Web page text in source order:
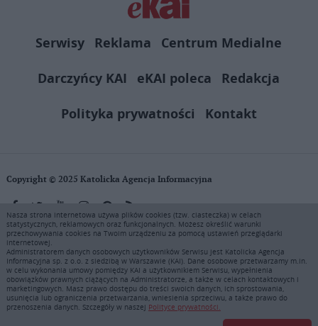
Serwisy Reklama
Centrum Medialne
Darczyńcy KAI
eKAI poleca
Redakcja
Polityka prywatności
Kontakt
Copyright © 2025 Katolicka Agencja Informacyjna
KAI zastrzega wszelkie prawa do serwisu. Użytkownicy mogą pobierać
i drukować fragmenty zawartości serwisu internetowego www.ekai.pl
wyłącznie do użytku osobistego. Publikacja, rozpowszechnianie
zawartości niniejszego serwisu lub jej sprzedaż (także framing i in.
podobne metody), są bez uprzedniej pisemnej zgody KAI zabronione i
stanowią naruszenie ustaw o prawie autorskim, ochronie baz danych i
uczciwej konkurencji - będą ścigane przy pomocy wszelkich
dostępnych środków prawnych. Zapraszamy do prenumeraty serwisu
Nasza strona internetowa używa plików cookies (tzw. ciasteczka) w celach
statystycznych, reklamowych oraz funkcjonalnych. Możesz określić warunki
przechowywania cookies na Twoim urządzeniu za pomocą ustawień przeglądarki
internetowej.
Administratorem danych osobowych użytkowników Serwisu jest Katolicka Agencja
Informacyjna sp. z o.o. z siedzibą w Warszawie (KAI). Dane osobowe przetwarzamy m.in.
w celu wykonania umowy pomiędzy KAI a użytkownikiem Serwisu, wypełnienia
obowiązków prawnych ciążących na Administratorze, a także w celach kontaktowych i
marketingowych. Masz prawo dostępu do treści swoich danych, ich sprostowania,
usunięcia lub ograniczenia przetwarzania, wniesienia sprzeciwu, a także prawo do
przenoszenia danych. Szczegóły w naszej Polityce prywatności.